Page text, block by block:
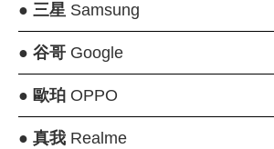
● 三星Samsung
● 谷哥Google
● 歐珀OPPO
● 真我Realme